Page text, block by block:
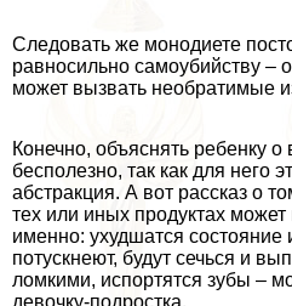
Следовать же монодиете
равносильно самоубийству –
может вызвать необратимые
Конечно, объяснять ребенку
бесполезно, так как для него
абстpaкция. А вот рассказ о
тех или иных продуктах
именно: ухудшатся состояние
потускнеют, будут сечься и
ломкими, испортятся зубы –
дeвoчку-подростка.